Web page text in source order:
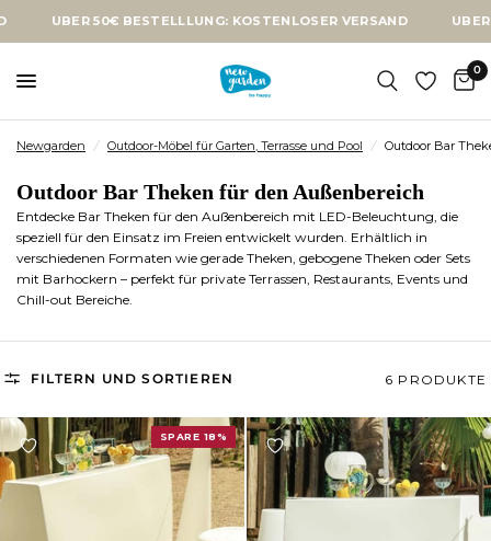
ÜBER 50€ BESTELLLUNG: KOSTENLOSER VERSAND ÜBER
0
Newgarden / Outdoor-Möbel für Garten, Terrasse und Pool / Outdoor Bar
Outdoor Bar Theken für den Außenbereich
Entdecke Bar Theken für den Außenbereich mit LED-Beleuchtung, die
speziell für den Einsatz im Freien entwickelt wurden. Erhältlich in
verschiedenen Formaten wie gerade Theken, gebogene Theken oder Sets
mit Barhockern – perfekt für private Terrassen, Restaurants, Events und
Chill-out Bereiche.
FILTERN UND SORTIEREN 6 PRODUKTE
SPARE 18%